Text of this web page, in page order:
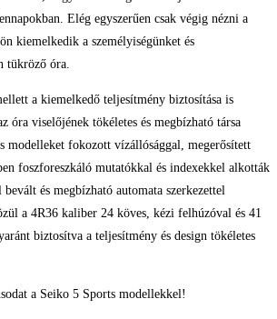
Elég egyszerűen csak végig nézni a
kiemelkedik a személyiségünket és
tükröző óra.
a kiemelkedő teljesítmény biztosítása is
óra viselőjének tökéletes és megbízható társa
modelleket fokozott vízállósággal, megerősített
foszforeszkáló mutatókkal és indexekkel alkották
és megbízható automata szerkezettel
a 4R36 kaliber 24 köves, kézi felhúzóval és 41
biztosítva a teljesítmény és design tökéletes
a Seiko 5 Sports modellekkel!